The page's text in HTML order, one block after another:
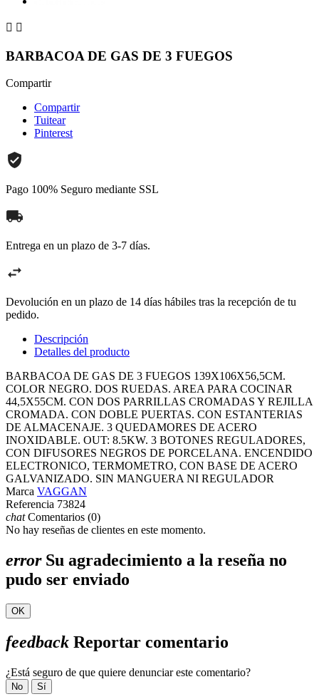
 
BARBACOA DE GAS DE 3 FUEGOS
Compartir
Compartir
Tuitear
Pinterest
Pago 100% Seguro mediante SSL
Entrega en un plazo de 3-7 días.
Devolución en un plazo de 14 días hábiles tras la recepción de tu
pedido.
Descripción
Detalles del producto
BARBACOA DE GAS DE 3 FUEGOS 139X106X56,5CM.
COLOR NEGRO. DOS RUEDAS. AREA PARA COCINAR
44,5X55CM. CON DOS PARRILLAS CROMADAS Y REJILLA
CROMADA. CON DOBLE PUERTAS. CON ESTANTERIAS
DE ALMACENAJE. 3 QUEDAMORES DE ACERO
INOXIDABLE. OUT: 8.5KW. 3 BOTONES REGULADORES,
CON DIFUSORES NEGROS DE PORCELANA. ENCENDIDO
ELECTRONICO, TERMOMETRO, CON BASE DE ACERO
GALVANIZADO. SIN MANGUERA NI REGULADOR
Marca VAGGAN
Referencia 73824
chatComentarios (0)
No hay reseñas de clientes en este momento.
errorSu agradecimiento a la reseña no
pudo ser enviado
OK
feedback Reportar comentario
¿Está seguro de que quiere denunciar este comentario?
No Sí